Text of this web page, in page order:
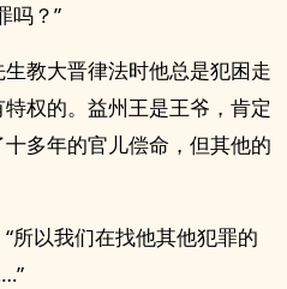
吗？”
教大晋律法时他总是犯困走
权的。益州王是王爷，肯定
多年的官儿偿命，但其他的
所以我们在找他其他犯罪的